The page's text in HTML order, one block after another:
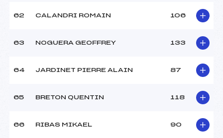
62 CALANDRI ROMAIN 106
63 NOGUERA GEOFFREY 133
64 JARDINET PIERRE ALAIN 87
65 BRETON QUENTIN 118
66 RIBAS MIKAEL 90